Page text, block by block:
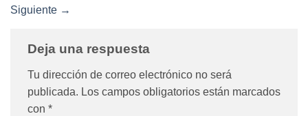
Siguiente →
Deja una respuesta
Tu dirección de correo electrónico no será
publicada. Los campos obligatorios están marcados
con *